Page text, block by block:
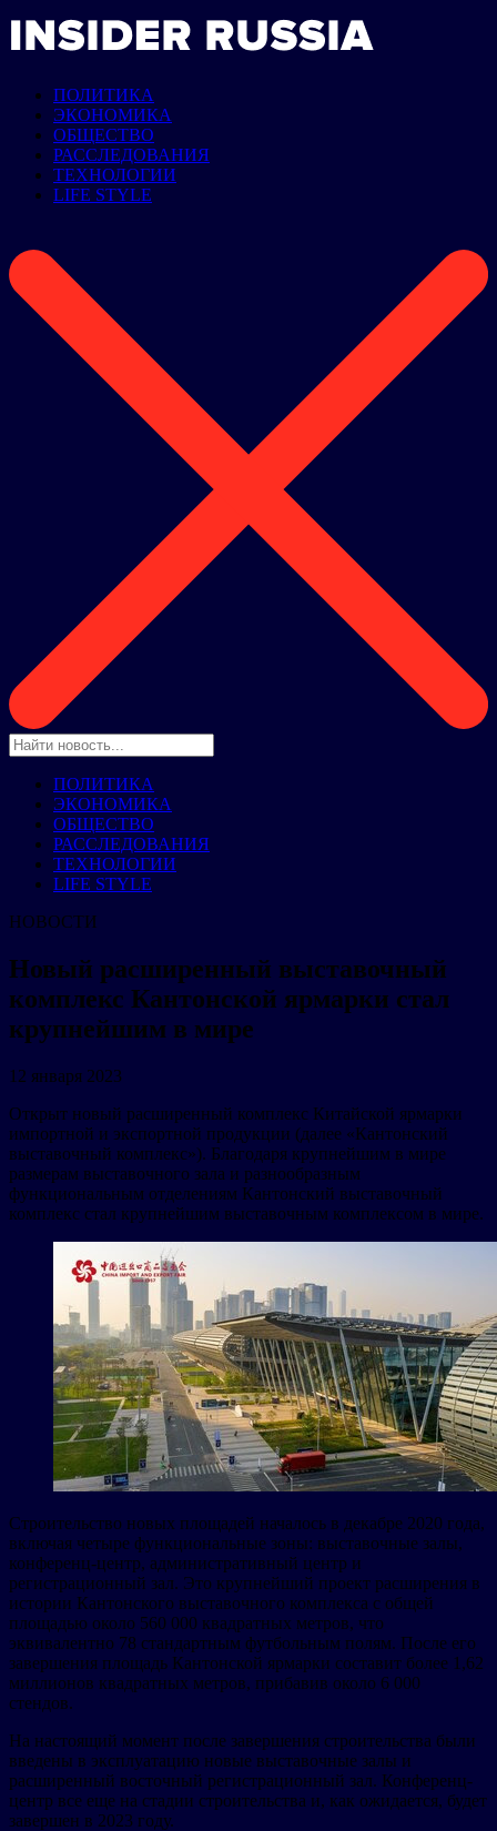
ПОЛИТИКА
ЭКОНОМИКА
ОБЩЕСТВО
РАССЛЕДОВАНИЯ
ТЕХНОЛОГИИ
LIFE STYLE
ПОЛИТИКА
ЭКОНОМИКА
ОБЩЕСТВО
РАССЛЕДОВАНИЯ
ТЕХНОЛОГИИ
LIFE STYLE
НОВОСТИ
Новый расширенный выставочный
комплекс Кантонской ярмарки стал
крупнейшим в мире
12 января 2023
Открыт новый расширенный комплекс Китайской ярмарки
импортной и экспортной продукции (далее «Кантонский
выставочный комплекс»). Благодаря крупнейшим в мире
размерам выставочного зала и разнообразным
функциональным отделениям Кантонский выставочный
комплекс стал крупнейшим выставочным комплексом в мире.
Строительство новых площадей началось в декабре 2020 года,
включая четыре функциональные зоны: выставочные залы,
конференц-центр, административный центр и
регистрационный зал. Это крупнейший проект расширения в
истории Кантонского выставочного комплекса с общей
площадью около 560 000 квадратных метров, что
эквивалентно 78 стандартным футбольным полям. После его
завершения площадь Кантонской ярмарки составит более 1,62
миллионов квадратных метров, прибавив около 6 000
стендов.
На настоящий момент после завершения строительства были
введены в эксплуатацию новые выставочные залы и
расширенный восточный регистрационный зал. Конференц-
центр все еще на стадии строительства и, как ожидается, будет
завершен в 2023 году.